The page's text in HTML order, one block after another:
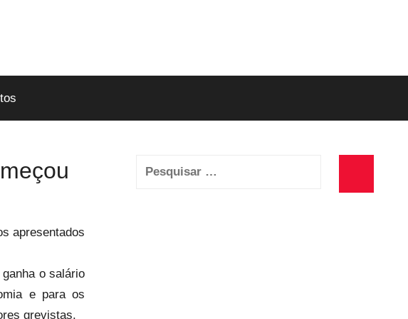
apresentados
o salário
e para os
grevistas.
Pesquisar